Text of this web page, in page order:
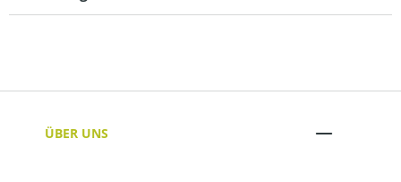
ÜBER UNS